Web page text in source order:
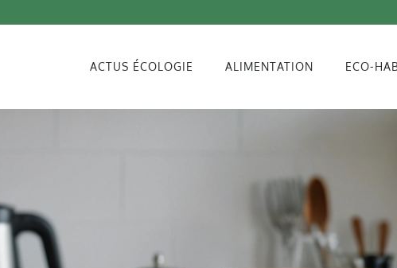
ACTUS ÉCOLOGIE ALIMENTATION ECO-